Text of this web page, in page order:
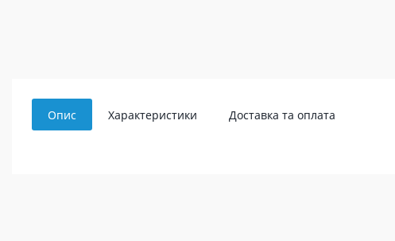
Опис Характеристики Доставка та оплата